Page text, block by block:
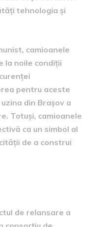
tehnologia și
camioanele
la noile condiții
pentru aceste
din Brașov a
Totuși, camioanele
ca un simbol al
de a construi
de relansare a